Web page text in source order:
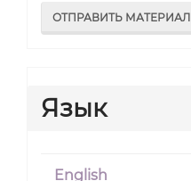
ОТПРАВИТЬ МАТЕРИАЛ
Язык
English